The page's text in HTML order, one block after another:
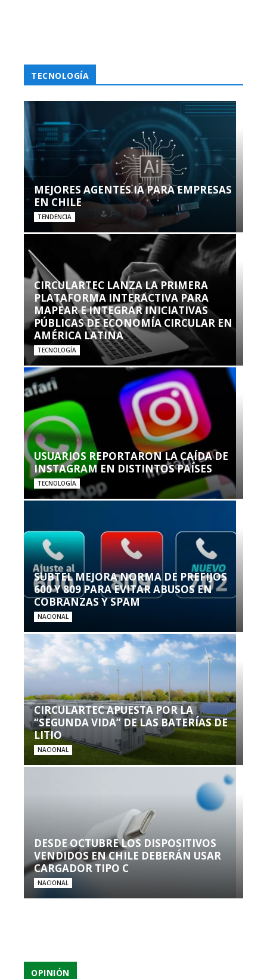
TECNOLOGÍA
MEJORES AGENTES IA PARA EMPRESAS
EN CHILE
TENDENCIA
CIRCULARTEC LANZA LA PRIMERA
PLATAFORMA INTERACTIVA PARA
MAPEAR E INTEGRAR INICIATIVAS
PÚBLICAS DE ECONOMÍA CIRCULAR EN
AMÉRICA LATINA
TECNOLOGÍA
USUARIOS REPORTARON LA CAÍDA DE
INSTAGRAM EN DISTINTOS PAÍSES
TECNOLOGÍA
SUBTEL MEJORA NORMA DE PREFIJOS
600 Y 809 PARA EVITAR ABUSOS EN
COBRANZAS Y SPAM
NACIONAL
CIRCULARTEC APUESTA POR LA
“SEGUNDA VIDA” DE LAS BATERÍAS DE
LITIO
NACIONAL
DESDE OCTUBRE LOS DISPOSITIVOS
VENDIDOS EN CHILE DEBERÁN USAR
CARGADOR TIPO C
NACIONAL
OPINIÓN